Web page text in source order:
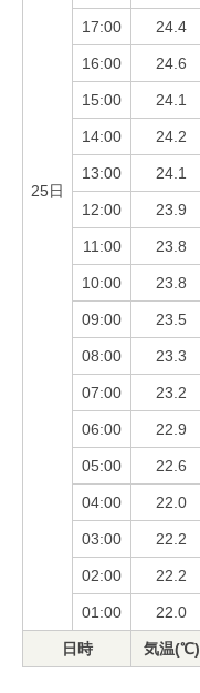
25日
17:00 24.4
16:00 24.6
15:00 24.1
14:00 24.2
13:00 24.1
12:00 23.9
11:00 23.8
10:00 23.8
09:00 23.5
08:00 23.3
07:00 23.2
06:00 22.9
05:00 22.6
04:00 22.0
03:00 22.2
02:00 22.2
01:00 22.0
日時 気温(℃)